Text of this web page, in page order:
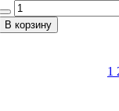
В корзину
1